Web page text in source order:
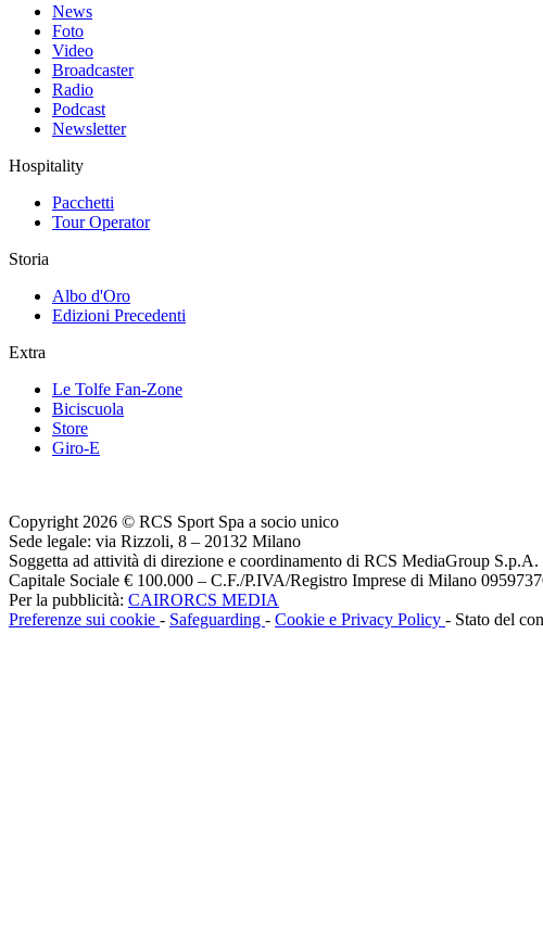
News
Foto
Video
Broadcaster
Radio
Podcast
Newsletter
Hospitality
Pacchetti
Tour Operator
Storia
Albo d'Oro
Edizioni Precedenti
Extra
Le Tolfe Fan-Zone
Biciscuola
Store
Giro-E
Copyright 2026 © RCS Sport Spa a socio unico
Sede legale: via Rizzoli, 8 – 20132 Milano
Soggetta ad attività di direzione e coordinamento di RCS MediaGroup S.p.A.
Capitale Sociale € 100.000 – C.F./P.IVA/Registro Imprese di Milano
Per la pubblicità: CAIRORCS MEDIA
Preferenze sui cookie - Safeguarding - Cookie e Privacy Policy - Stato del